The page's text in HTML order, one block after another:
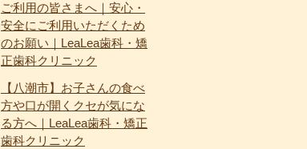
ご利用の皆さまへ｜安心・
安全にご利用いただくため
のお願い｜LeaLea歯科・矯
正歯科クリニック
【八潮市】お子さんの食べ
方や口が開くクセが気にな
る方へ｜LeaLea歯科・矯正
歯科クリニック